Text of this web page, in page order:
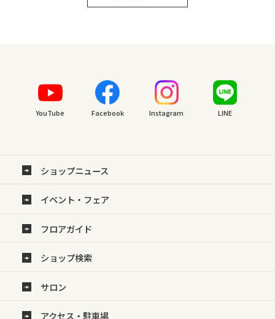
YouTube Facebook Instagram LINE
ショップニュース
イベント・フェア
フロアガイド
ショップ検索
サロン
アクセス・駐車場